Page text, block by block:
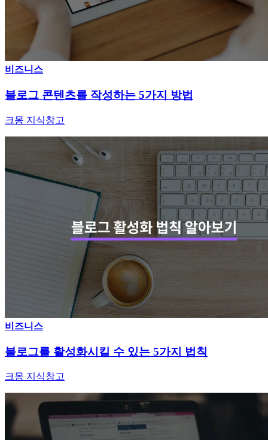
비즈니스
블로그 콘텐츠를 작성하는 5가지 방법
크몽 지식창고
비즈니스
블로그를 활성화시킬 수 있는 5가지 법칙
크몽 지식창고